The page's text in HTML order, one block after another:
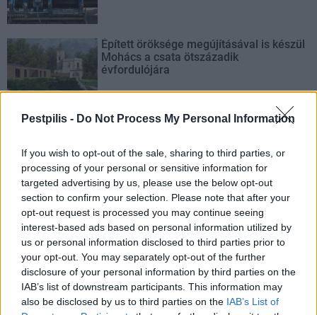
Pestpilis - Do Not Process My Personal Information
If you wish to opt-out of the sale, sharing to third parties, or
processing of your personal or sensitive information for
targeted advertising by us, please use the below opt-out
section to confirm your selection. Please note that after your
opt-out request is processed you may continue seeing
interest-based ads based on personal information utilized by
us or personal information disclosed to third parties prior to
your opt-out. You may separately opt-out of the further
disclosure of your personal information by third parties on the
IAB’s list of downstream participants. This information may
also be disclosed by us to third parties on the IAB’s List of
Épített öröksége megújításával is készül
Mohács a csata ötszázadik
évfordulójára
AJÁNLJUK MÉG
Helyi